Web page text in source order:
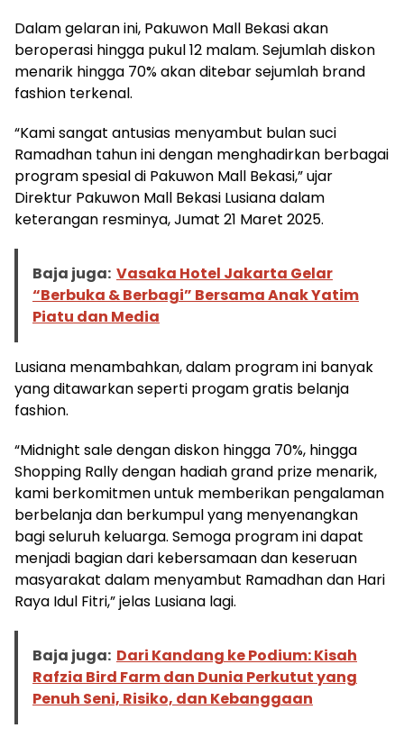
Dalam gelaran ini, Pakuwon Mall Bekasi akan
beroperasi hingga pukul 12 malam. Sejumlah diskon
menarik hingga 70% akan ditebar sejumlah brand
fashion terkenal.
“Kami sangat antusias menyambut bulan suci
Ramadhan tahun ini dengan menghadirkan berbagai
program spesial di Pakuwon Mall Bekasi,” ujar
Direktur Pakuwon Mall Bekasi Lusiana dalam
keterangan resminya, Jumat 21 Maret 2025.
Baja juga: Vasaka Hotel Jakarta Gelar
“Berbuka & Berbagi” Bersama Anak Yatim
Piatu dan Media
Lusiana menambahkan, dalam program ini banyak
yang ditawarkan seperti progam gratis belanja
fashion.
“Midnight sale dengan diskon hingga 70%, hingga
Shopping Rally dengan hadiah grand prize menarik,
kami berkomitmen untuk memberikan pengalaman
berbelanja dan berkumpul yang menyenangkan
bagi seluruh keluarga. Semoga program ini dapat
menjadi bagian dari kebersamaan dan keseruan
masyarakat dalam menyambut Ramadhan dan Hari
Raya Idul Fitri,” jelas Lusiana lagi.
Baja juga: Dari Kandang ke Podium: Kisah
Rafzia Bird Farm dan Dunia Perkutut yang
Penuh Seni, Risiko, dan Kebanggaan